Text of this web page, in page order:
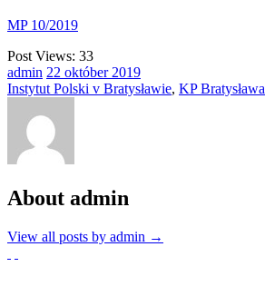
MP 10/2019
Post Views: 33
admin 22 október 2019
Instytut Polski v Bratysławie, KP Bratysława
About admin
View all posts by admin →